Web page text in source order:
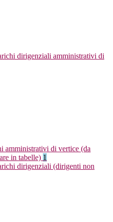
dirigenziali amministrativi di
amministrativi di vertice (da
in tabelle) 1
dirigenziali (dirigenti non